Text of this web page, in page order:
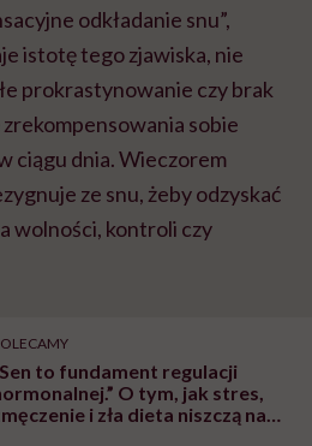
odkładanie snu”,
istotę tego zjawiska, nie
prokrastynowanie czy brak
sobie
ciągu dnia. Wieczorem
ze snu, żeby odzyskać
wolności, kontroli czy
to fundament regulacji
O tym, jak stres,
i zła dieta niszczą nam